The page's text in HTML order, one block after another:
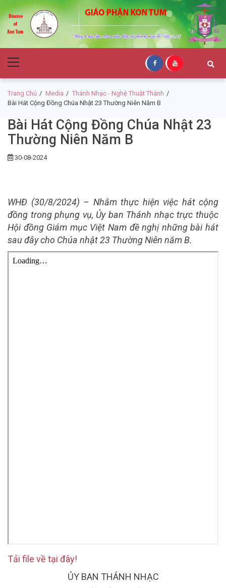
to
navigation
to
content
Giáo Phận Kon
Tum
Menu
Trang Chủ Media
Thánh Nhạc - Nghệ Thuật Thánh
Bài Hát Cộng Đồng Chúa Nhật 23 Thường Niên Năm B
Bài Hát Cộng Đồng Chúa Nhật 23
Thường Niên Năm B
30-08-2024
WHĐ (30/8/2024) – Nhằm thực hiện việc hát cộng
đồng trong phụng vụ, Ủy ban Thánh nhạc trực thuộc
Hội đồng Giám mục Việt Nam đề nghị những bài hát
sau đây cho Chúa nhật 23 Thường Niên năm B.
Tải file về tại đây!
ỦY BAN THÁNH NHẠC